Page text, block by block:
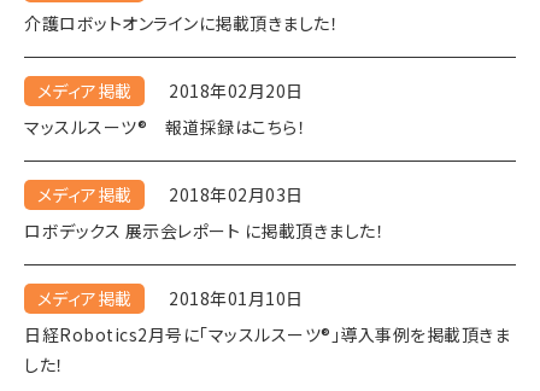
介護ロボットオンラインに掲載頂きました！
メディア掲載
2018年02月20日
マッスルスーツ® 報道採録はこちら！
メディア掲載
2018年02月03日
ロボデックス 展示会レポート に掲載頂きました！
メディア掲載
2018年01月10日
日経Robotics2月号に「マッスルスーツ®」導入事例を掲載頂きま
した！